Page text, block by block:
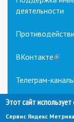
деятельности
ВКонтакте(link
Телеграм-каналы
Этот сайт
Сервис Яндекс